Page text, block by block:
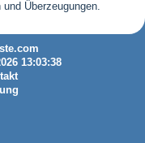
Überzeugungen.
13:03:38